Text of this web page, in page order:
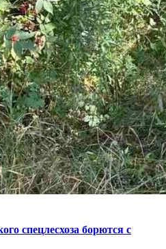
спецлесхоза борются с